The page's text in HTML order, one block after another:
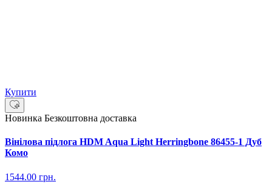
Купити
Новинка Безкоштовна доставка
Вінілова підлога HDM Aqua Light Herringbone 86455-1 Дуб
Комо
1544.00 грн.